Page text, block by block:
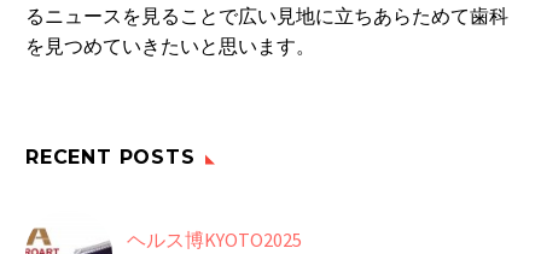
るニュースを見ることで広い見地に立ちあらためて歯科
を見つめていきたいと思います。
RECENT POSTS
ヘルス博KYOTO2025